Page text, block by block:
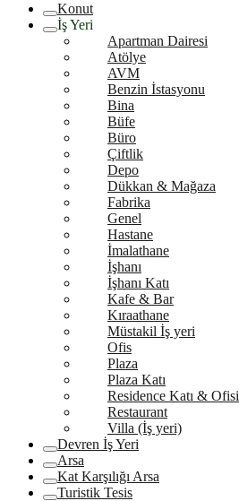
Konut
İş Yeri
Apartman Dairesi
Atölye
AVM
Benzin İstasyonu
Bina
Büfe
Büro
Çiftlik
Depo
Dükkan & Mağaza
Fabrika
Genel
Hastane
İmalathane
İşhanı
İşhanı Katı
Kafe & Bar
Kıraathane
Müstakil İş yeri
Ofis
Plaza
Plaza Katı
Residence Katı & Ofisi
Restaurant
Villa (İş yeri)
Devren İş Yeri
Arsa
Kat Karşılığı Arsa
Turistik Tesis